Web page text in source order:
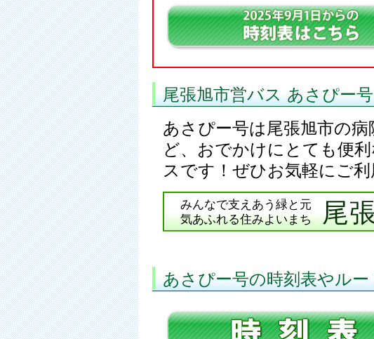
尾張旭市営バス あさぴー号
あさぴー号は尾張旭市の病
ど、おでかけにとても便
スです！ぜひお気軽にご利
みんなで支えあう緑と元
気あふれる住みよいまち
尾
あさぴー号の時刻表やル